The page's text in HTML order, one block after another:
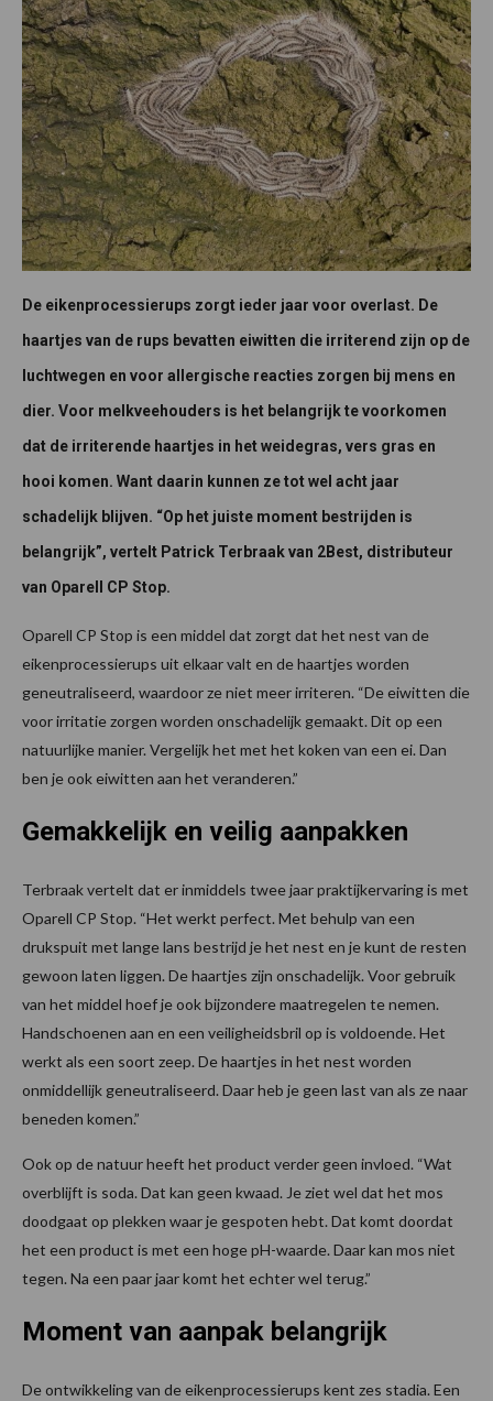
De eikenprocessierups zorgt ieder jaar voor overlast. De
haartjes van de rups bevatten eiwitten die irriterend zijn op de
luchtwegen en voor allergische reacties zorgen bij mens en
dier. Voor melkveehouders is het belangrijk te voorkomen
dat de irriterende haartjes in het weidegras, vers gras en
hooi komen. Want daarin kunnen ze tot wel acht jaar
schadelijk blijven. “Op het juiste moment bestrijden is
belangrijk”, vertelt Patrick Terbraak van 2Best, distributeur
van Oparell CP Stop.
Oparell CP Stop is een middel dat zorgt dat het nest van de
eikenprocessierups uit elkaar valt en de haartjes worden
geneutraliseerd, waardoor ze niet meer irriteren. “De eiwitten die
voor irritatie zorgen worden onschadelijk gemaakt. Dit op een
natuurlijke manier. Vergelijk het met het koken van een ei. Dan
ben je ook eiwitten aan het veranderen.”
Gemakkelijk en veilig aanpakken
Terbraak vertelt dat er inmiddels twee jaar praktijkervaring is met
Oparell CP Stop. “Het werkt perfect. Met behulp van een
drukspuit met lange lans bestrijd je het nest en je kunt de resten
gewoon laten liggen. De haartjes zijn onschadelijk. Voor gebruik
van het middel hoef je ook bijzondere maatregelen te nemen.
Handschoenen aan en een veiligheidsbril op is voldoende. Het
werkt als een soort zeep. De haartjes in het nest worden
onmiddellijk geneutraliseerd. Daar heb je geen last van als ze naar
beneden komen.”
Ook op de natuur heeft het product verder geen invloed. “Wat
overblijft is soda. Dat kan geen kwaad. Je ziet wel dat het mos
doodgaat op plekken waar je gespoten hebt. Dat komt doordat
het een product is met een hoge pH-waarde. Daar kan mos niet
tegen. Na een paar jaar komt het echter wel terug.”
Moment van aanpak belangrijk
De ontwikkeling van de eikenprocessierups kent zes stadia. Een